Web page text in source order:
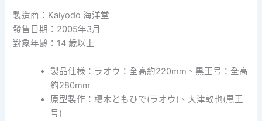
（拉
歐）
&
黑
Kokuoh-
製造商：Kaiyodo 海洋堂
發售日期：2005年3月
對象年齢：14 歲以上
製品仕様：ラオウ：全高約220mm、黒王号：全高
約280mm
原型製作：榎木ともひで(ラオウ)、大津敦也(黒王
号)